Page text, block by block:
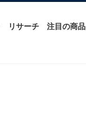
リサーチ 注目の商品